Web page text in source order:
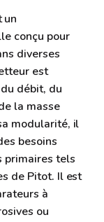
un
conçu pour
diverses
est
débit, du
la masse
modularité, il
besoins
primaires tels
de Pitot. Il est
à
ou